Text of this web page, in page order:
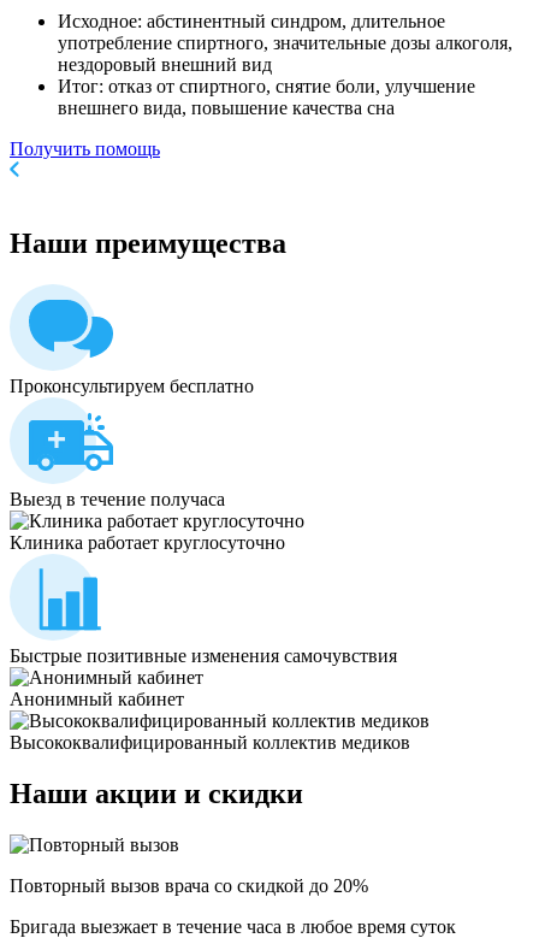
Исходное: абстинентный синдром, длительное
употребление спиртного, значительные дозы алкоголя,
нездоровый внешний вид
Итог: отказ от спиртного, снятие боли, улучшение
внешнего вида, повышение качества сна
Получить помощь
Наши преимущества
Проконсультируем бесплатно
Выезд в течение получаса
Клиника работает круглосуточно
Быстрые позитивные изменения самочувствия
Анонимный кабинет
Высококвалифицированный коллектив медиков
Наши акции и скидки
Повторный вызов врача со скидкой до 20%
Бригада выезжает в течение часа в любое время суток